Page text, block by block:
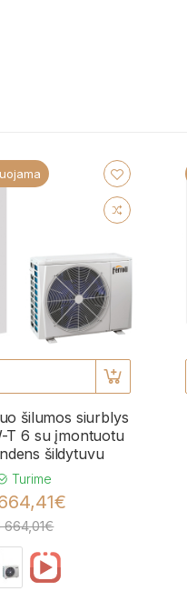
šilumos siurblys
T 6 su įmontuotu
šildytuvu
Turime
664,01€